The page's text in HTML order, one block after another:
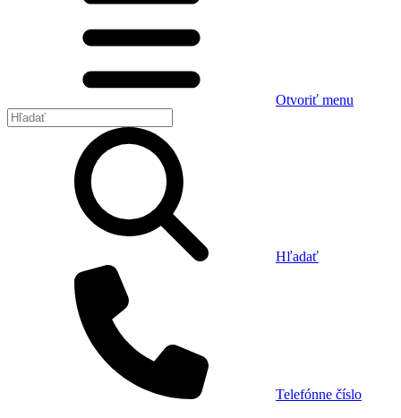
Otvoriť menu
Hľadať
Telefónne číslo